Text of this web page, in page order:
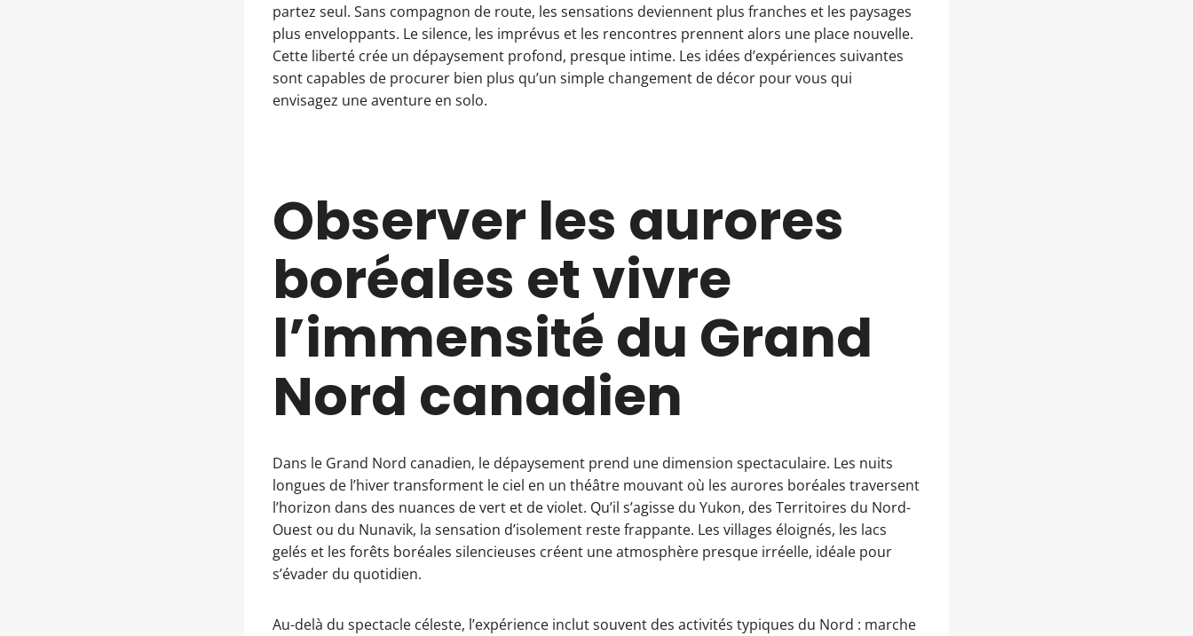
partez seul. Sans compagnon de route, les sensations deviennent plus franches et les paysages
plus enveloppants. Le silence, les imprévus et les rencontres prennent alors une place nouvelle.
Cette liberté crée un dépaysement profond, presque intime. Les idées d’expériences suivantes
sont capables de procurer bien plus qu’un simple changement de décor pour vous qui
envisagez une aventure en solo.
Observer les aurores
boréales et vivre
l’immensité du Grand
Nord canadien
Dans le Grand Nord canadien, le dépaysement prend une dimension spectaculaire. Les nuits
longues de l’hiver transforment le ciel en un théâtre mouvant où les aurores boréales traversent
l’horizon dans des nuances de vert et de violet. Qu’il s’agisse du Yukon, des Territoires du Nord-
Ouest ou du Nunavik, la sensation d’isolement reste frappante. Les villages éloignés, les lacs
gelés et les forêts boréales silencieuses créent une atmosphère presque irréelle, idéale pour
s’évader du quotidien.
Au-delà du spectacle céleste, l’expérience inclut souvent des activités typiques du Nord : marche